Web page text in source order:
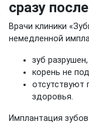
сразу
Врачи клиники
немедленной
зуб
корень не
отсутствуют
здоровья.
Имплантация